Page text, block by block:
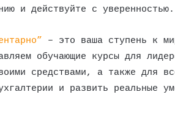
и действуйте с уверенностью.
– это ваша ступень к
обучающие курсы для
средствами, а также для
и развить реальные